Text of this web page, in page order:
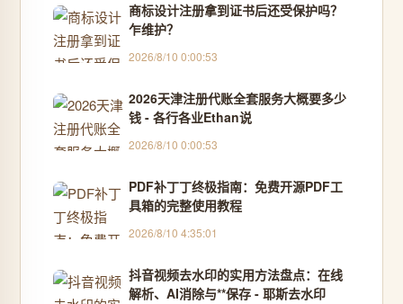
商标设计注册拿到证书后还受保护吗？
乍维护？
2026/8/10 0:00:53
2026天津注册代账全套服务大概要多少
钱 - 各行各业Ethan说
2026/8/10 0:00:53
PDF补丁丁终极指南：免费开源PDF工
具箱的完整使用教程
2026/8/10 4:35:01
抖音视频去水印的实用方法盘点：在线
解析、AI消除与**保存 - 耶斯去水印